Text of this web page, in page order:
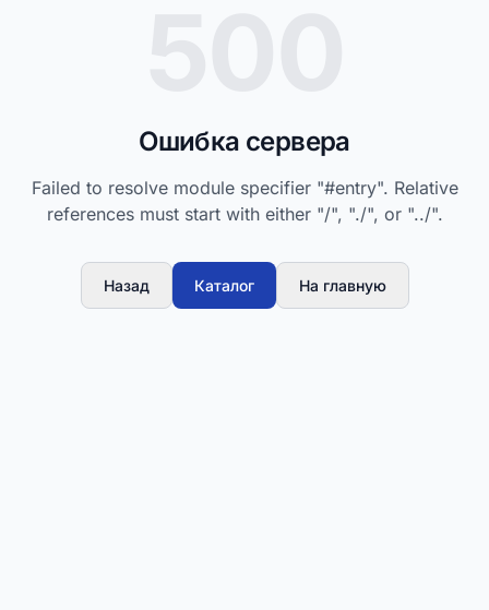
Ошибка сервера
Failed to resolve module specifier "#entry". Relative
references must start with either "/", "./", or "../".
Назад Каталог На главную